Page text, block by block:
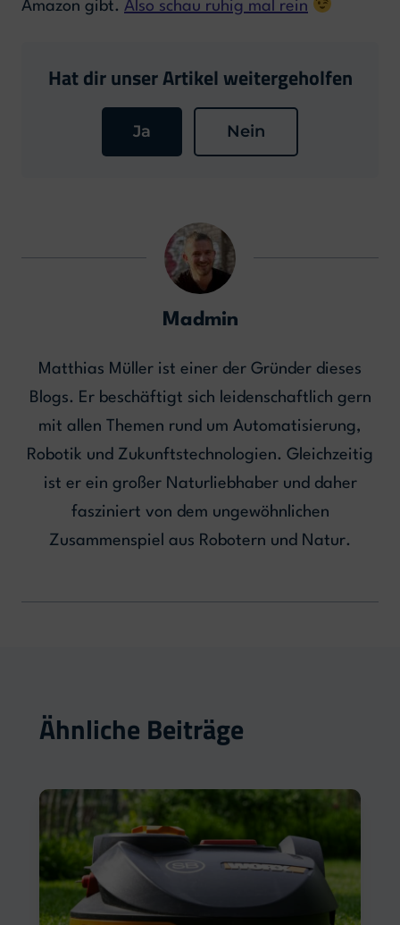
Amazon gibt. Also schau ruhig mal rein
Hat dir unser Artikel weitergeholfen
Ja Nein
Madmin
Matthias Müller ist einer der Gründer dieses
Blogs. Er beschäftigt sich leidenschaftlich gern
mit allen Themen rund um Automatisierung,
Robotik und Zukunftstechnologien. Gleichzeitig
ist er ein großer Naturliebhaber und daher
fasziniert von dem ungewöhnlichen
Zusammenspiel aus Robotern und Natur.
Ähnliche Beiträge